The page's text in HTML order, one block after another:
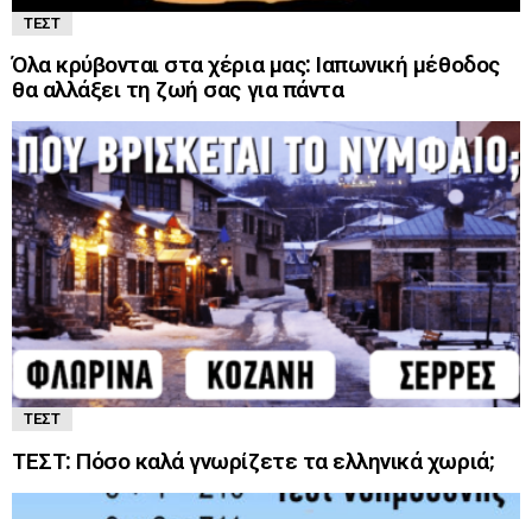
ΤΕΣΤ
Όλα κρύβονται στα χέρια μας: Ιαπωνική μέθοδος
θα αλλάξει τη ζωή σας για πάντα
ΤΕΣΤ
ΤΕΣΤ: Πόσο καλά γνωρίζετε τα ελληνικά χωριά;